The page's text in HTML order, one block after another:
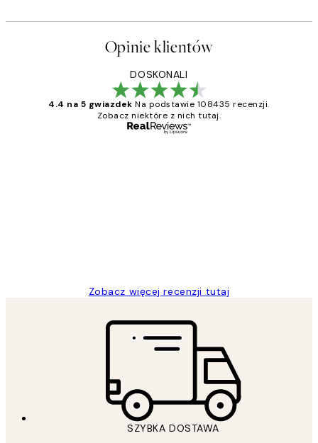
Opinie klientów
DOSKONALI
4.4 na 5 gwiazdek Na podstawie 108435 recenzji.
Zobacz niektóre z nich tutaj.
Zobacz więcej recenzji tutaj
SZYBKA DOSTAWA